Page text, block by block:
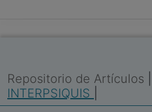
Repositorio de Artículos
INTERPSIQUIS